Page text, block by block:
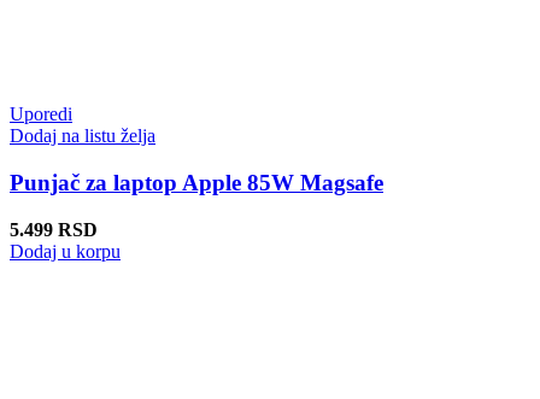
Uporedi
Dodaj na listu želja
Punjač za laptop Apple 85W Magsafe
5.499 RSD
Dodaj u korpu